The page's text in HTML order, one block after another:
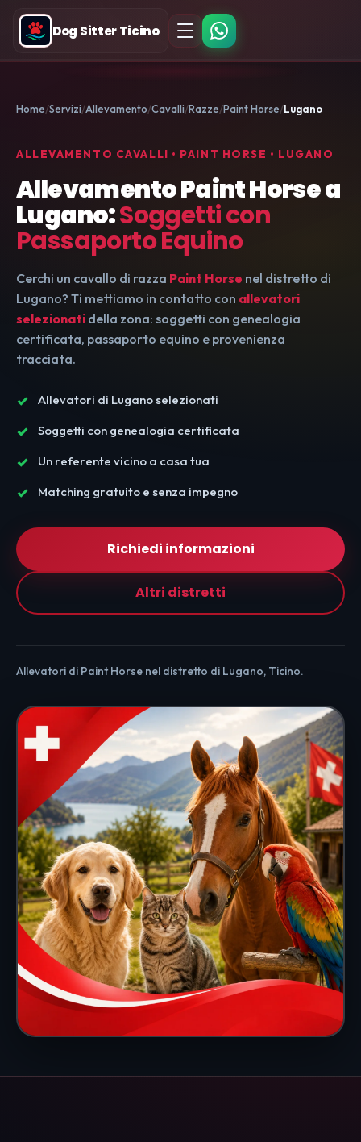
Dog Sitter Ticino
Home Servizi Allevamento Cavalli Razze Paint Horse Lugano
ALLEVAMENTO CAVALLI • PAINT HORSE • LUGANO
Allevamento Paint Horse a
Lugano:Soggetti con
Passaporto Equino
Cerchi un cavallo di razza Paint Horse nel distretto di
Lugano? Ti mettiamo in contatto con allevatori
selezionati della zona: soggetti con genealogia
certificata, passaporto equino e provenienza
tracciata.
Allevatori di Lugano selezionati
Soggetti con genealogia certificata
Un referente vicino a casa tua
Matching gratuito e senza impegno
Richiedi informazioni
Altri distretti
Allevatori di Paint Horse nel distretto di Lugano, Ticino.